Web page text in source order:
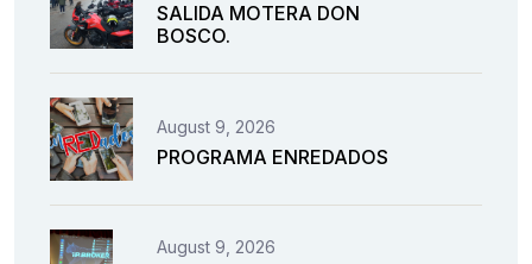
SALIDA MOTERA DON
BOSCO.
August 9, 2026
PROGRAMA ENREDADOS
August 9, 2026